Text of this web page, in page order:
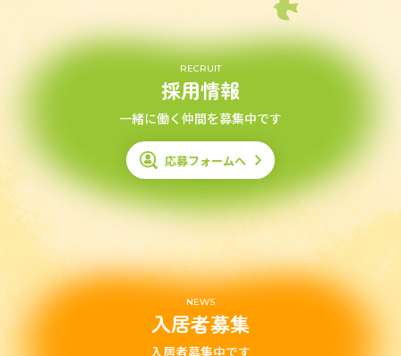
RECRUIT
採用情報
一緒に働く仲間を募集中です
応募フォームへ
NEWS
入居者募集
入居者募集中です